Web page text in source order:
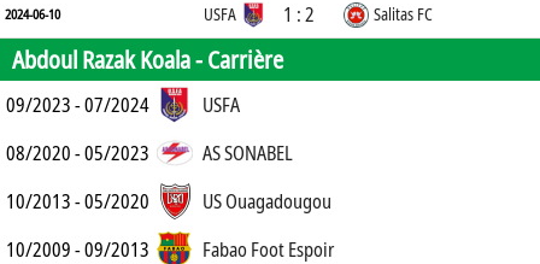
2024-06-10 USFA 1 : 2 Salitas FC
Abdoul Razak Koala -Carrière
09/2023 - 07/2024
USFA
08/2020 - 05/2023
AS SONABEL
10/2013 - 05/2020
US Ouagadougou
10/2009 - 09/2013
Fabao Foot Espoir